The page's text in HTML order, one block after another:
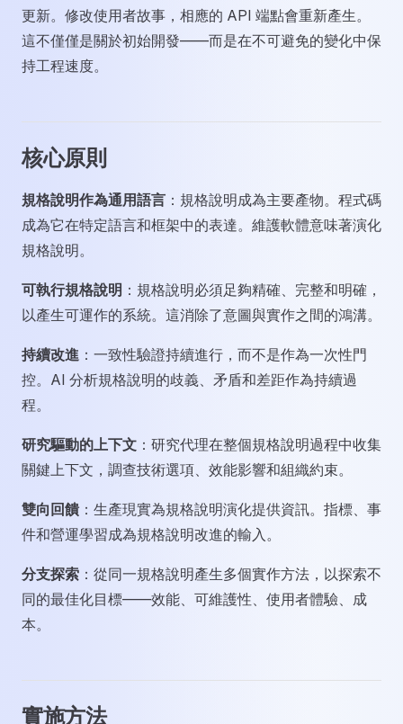
更新。修改使用者故事，相應的 API 端點會重新產生。
這不僅僅是關於初始開發——而是在不可避免的變化中保
持工程速度。
核心原則
規格說明作為通用語言 ：規格說明成為主要產物。程式碼
成為它在特定語言和框架中的表達。維護軟體意味著演化
規格說明。
可執行規格說明 ：規格說明必須足夠精確、完整和明確，
以產生可運作的系統。這消除了意圖與實作之間的鴻溝。
持續改進 ：一致性驗證持續進行，而不是作為一次性門
控。AI 分析規格說明的歧義、矛盾和差距作為持續過
程。
研究驅動的上下文 ：研究代理在整個規格說明過程中收集
關鍵上下文，調查技術選項、效能影響和組織約束。
雙向回饋 ：生產現實為規格說明演化提供資訊。指標、事
件和營運學習成為規格說明改進的輸入。
分支探索 ：從同一規格說明產生多個實作方法，以探索不
同的最佳化目標——效能、可維護性、使用者體驗、成
本。
實施方法